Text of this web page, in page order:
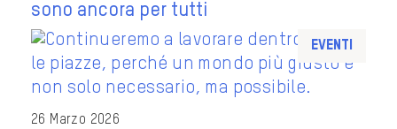
sono ancora per tutti
Eventi
26 Marzo 2026